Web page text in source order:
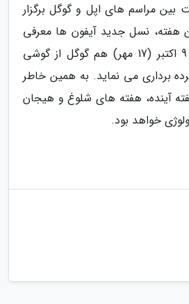
بین مراسم های اپل و گوگل برگزار
هفته، نسل جدید آیفون ها معرفی
می شوند و در تاریخ 9 اکتبر (17 مهر) هم گوگل از گوشی
3 رسما پرده برداری می نماید. به همین خاطر
آینده، هفته های شلوغ و هیجان
خواهد بود.